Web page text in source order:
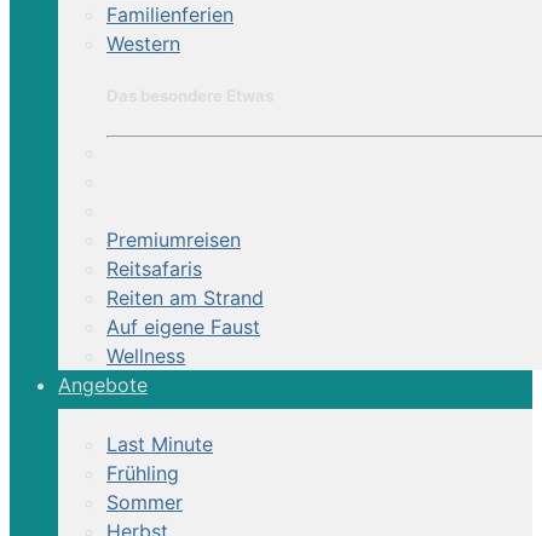
Familienferien
Western
Premiumreisen
Reitsafaris
Reiten am Strand
Auf eigene Faust
Wellness
Angebote
Last Minute
Frühling
Sommer